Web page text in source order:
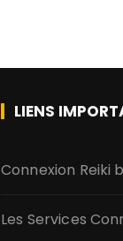
LIENS
Connexion Reiki
Les Services